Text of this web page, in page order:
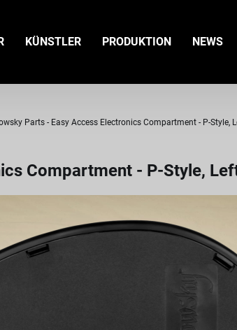
KÜNSTLER PRODUKTION NEWS
Parts - Easy Access Electronics Compartment - P-Style,
Compartment - P-Style,